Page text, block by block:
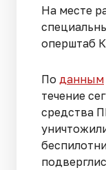
На месте
оперштаб
По данным
течение
средства